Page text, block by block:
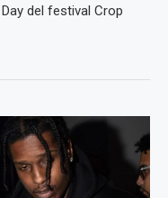
del festival Crop